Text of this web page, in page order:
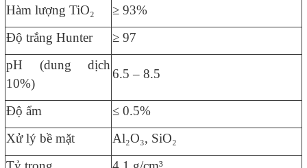
Hàm lượng TiO₂
≥ 93%
Độ trắng Hunter
≥ 97
pH (dung dịch
10%)
6.5 – 8.5
Độ ẩm
≤ 0.5%
Xử lý bề mặt
Al₂O₃, SiO₂